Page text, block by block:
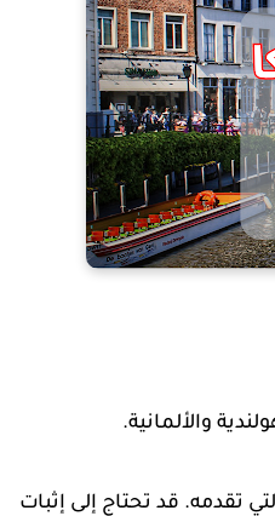
والألمانية.
تقدمه. قد تحتاج إلى إثبات